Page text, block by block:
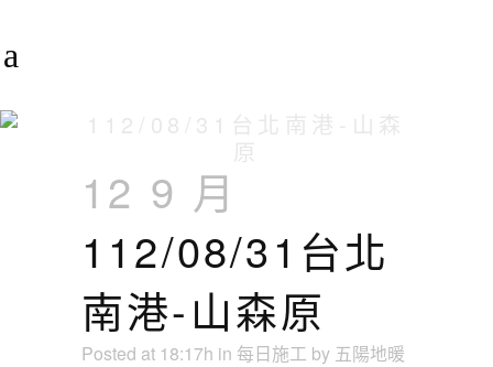
12 9 月
112/08/31台北
南港-山森原
Posted at 18:17h in 每日施工 by 五陽地暖